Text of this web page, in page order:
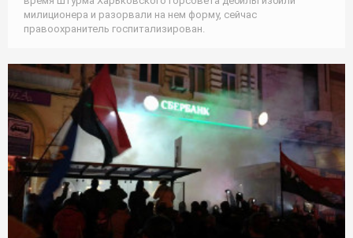
милиционера и разорвали на нем форму, сейчас
правоохранитель госпитализирован.